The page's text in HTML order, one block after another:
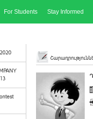
For Students Stay Informed